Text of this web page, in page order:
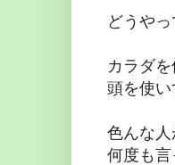
どうやっ
カラダを
頭を使
色んな人
何度も